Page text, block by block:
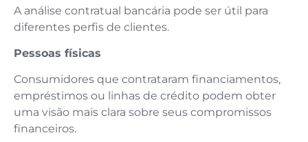
A análise contratual bancária pode ser útil para
diferentes perfis de clientes.
Pessoas físicas
Consumidores que contrataram financiamentos,
empréstimos ou linhas de crédito podem obter
uma visão mais clara sobre seus compromissos
financeiros.